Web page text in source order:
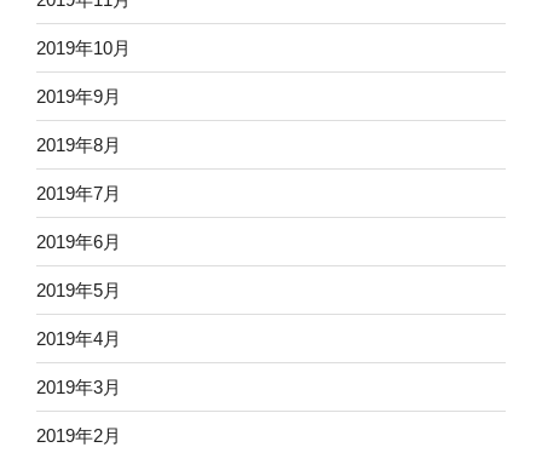
2019年10月
2019年9月
2019年8月
2019年7月
2019年6月
2019年5月
2019年4月
2019年3月
2019年2月